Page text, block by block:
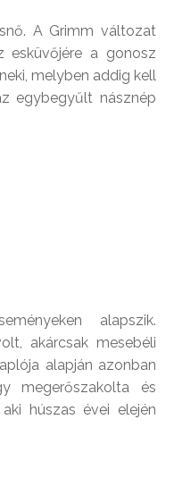
A Grimm változat
esküvőjére a gonosz
melyben addig kell
egybegyűlt násznép
alapszik.
akárcsak mesebéli
alapján azonban
megerőszakolta és
húszas évei elején